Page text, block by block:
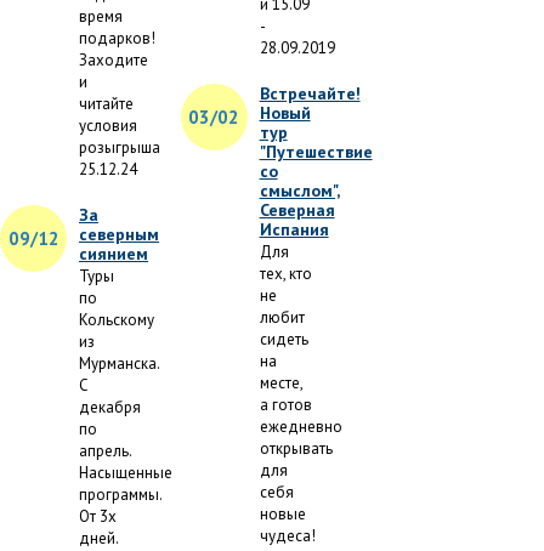
время
подарков!
Заходите
и
читайте
условия
розыгрыша
25.12.24
09/12
За
северным
сиянием
Туры
по
Кольскому
из
Мурманска.
С
декабря
по
апрель.
Насыщенные
программы.
От 3х
дней.
и 15.09
-
28.09.2019
03/02
Встречайте!
Новый
тур
"Путешествие
со
смыслом",
Северная
Испания
Для
тех, кто
не
любит
сидеть
на
месте,
а готов
ежедневно
открывать
для
себя
новые
чудеса!